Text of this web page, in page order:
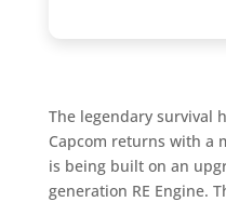
The legendary survival
Capcom returns with a
is being built on an
generation RE Engine.